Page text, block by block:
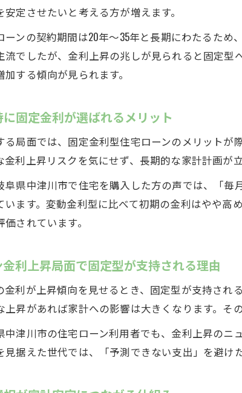
定させたいと考える方が増えます。
ーンの契約期間は20年～35年と長期にわたるた
流でしたが、金利上昇の兆しが見られると固定
する傾向が見られます。
固定金利が選ばれるメリット
る局面では、固定金利型住宅ローンのメリット
金利上昇リスクを気にせず、長期的な家計計画が
阜県中津川市で住宅を購入した方の声では、「
います。変動金利型に比べて初期の金利はやや
されています。
利上昇局面で固定型が支持される理由
金利が上昇傾向を見せるとき、固定型が支持さ
上昇があれば家計への影響は大きくなります。そ
中津川市の住宅ローン利用者でも、金利上昇の
見据えた世代では、「予測できない支出」を避け